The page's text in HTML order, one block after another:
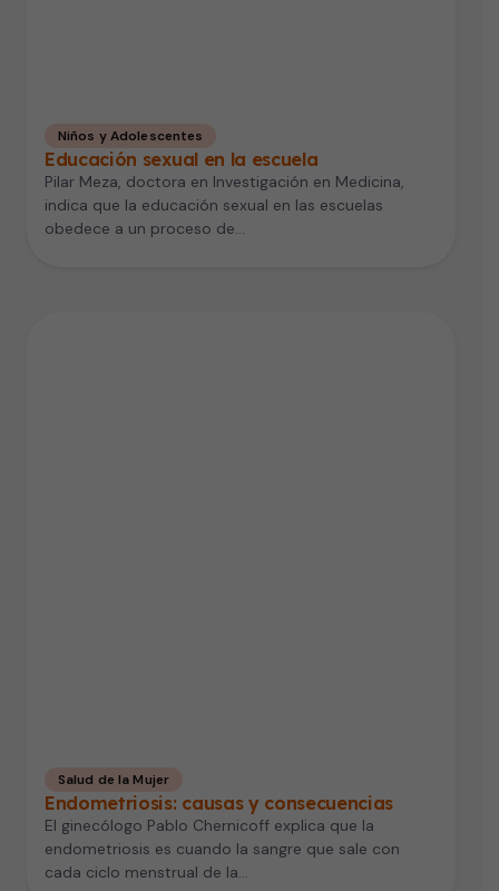
Niños y Adolescentes
Educación sexual en la escuela
Pilar Meza, doctora en Investigación en Medicina,
indica que la educación sexual en las escuelas
obedece a un proceso de…
Salud de la Mujer
Endometriosis: causas y consecuencias
El ginecólogo Pablo Chernicoff explica que la
endometriosis es cuando la sangre que sale con
cada ciclo menstrual de la…